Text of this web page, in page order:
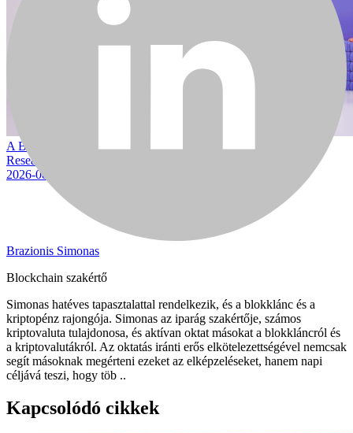
A Bitcoin medvepiaci mélypontja augusztusban várható a 10x
Research szerint
2026-08-04
Brazionis Simonas
Blockchain szakértő
Simonas hatéves tapasztalattal rendelkezik, és a blokklánc és a
kriptopénz rajongója. Simonas az iparág szakértője, számos
kriptovaluta tulajdonosa, és aktívan oktat másokat a blokkláncról és
a kriptovalutákról. Az oktatás iránti erős elkötelezettségével nemcsak
segít másoknak megérteni ezeket az elképzeléseket, hanem napi
céljává teszi, hogy töb ..
Kapcsolódó cikkek